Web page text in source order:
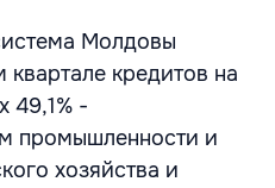
Молдовы
кредитов на
49,1% -
промышленности и
хозяйства и